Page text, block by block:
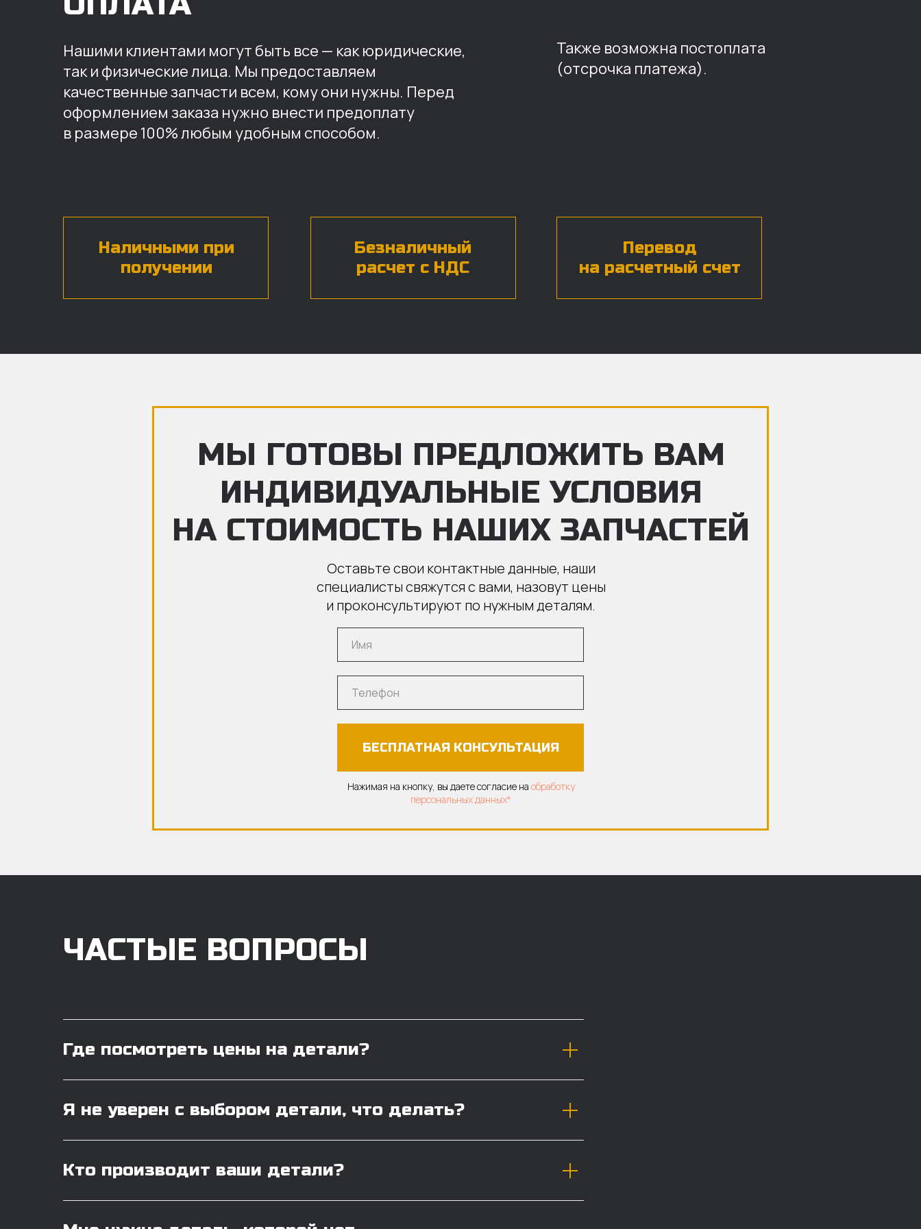
Наличными при
получении
Безналичный
расчет с НДС
Перевод
на расчетный счет
Нашими клиентами могут быть все — как юридические,
так и физические лица. Мы предоставляем
качественные запчасти всем, кому они нужны. Перед
оформлением заказа нужно внести предоплату
в размере 100% любым удобным способом.
Также возможна постоплата
(отсрочка платежа).
МЫ ГОТОВЫ ПРЕДЛОЖИТЬ ВАМ
ИНДИВИДУАЛЬНЫЕ УСЛОВИЯ
НА СТОИМОСТЬ НАШИХ ЗАПЧАСТЕЙ
Оставьте свои контактные данные, наши
специалисты свяжутся с вами, назовут цены
и проконсультируют по нужным деталям.
БЕСПЛАТНАЯ КОНСУЛЬТАЦИЯ
Нажимая на кнопку, вы даете согласие на обработку
персональных данных*
ЧАСТЫЕ ВОПРОСЫ
Где посмотреть цены на детали?
Я не уверен с выбором детали, что делать?
Кто производит ваши детали?